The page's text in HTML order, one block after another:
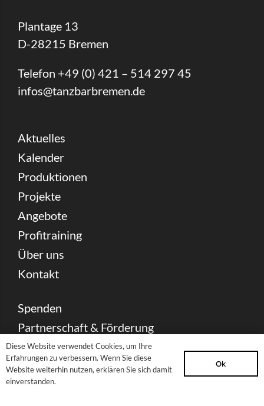
Plantage 13
D-28215 Bremen
Telefon +49 (0) 421 – 514 297 45
infos@tanzbarbremen.de
Aktuelles
Kalender
Produktionen
Projekte
Angebote
Profitraining
Über uns
Kontakt
Spenden
Partnerschaft & Förderung
Presse Download
Archiv
Diese Website verwendet Cookies, um Ihre
Erfahrungen zu verbessern. Wenn Sie diese
Website weiterhin nutzen, erklären Sie sich damit
einverstanden.
Ok